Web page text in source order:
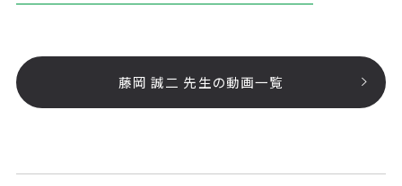
藤岡 誠二 先生の動画一覧